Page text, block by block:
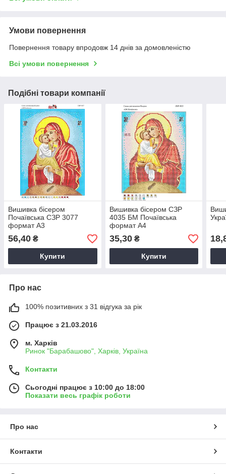
Умови повернення
Повернення товару впродовж 14 днів за домовленістю
Всі умови повернення
Подібні товари компанії
Вишивка бісером
Почаївська СЗР 3077
формат А3
56,40 ₴
Купити
Вишивка бісером СЗР
4035 БМ Почаївська
формат А4
35,30₴
Купити
Про нас
100% позитивних з 31 відгука за рік
Працює з 21.03.2016
м. Харків
Ринок "Барабашово", Харків, Україна
Контакти
Сьогодні працює з 10:00 до 18:00
Показати весь графік роботи
Про нас
Контакти